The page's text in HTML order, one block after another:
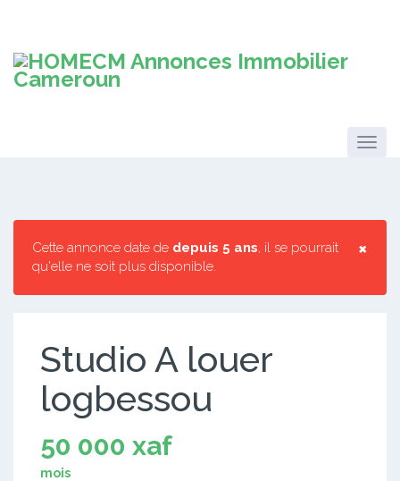
×
Cette annonce date de depuis 5 ans, il se pourrait
qu'elle ne soit plus disponible.
Studio A louer
logbessou
50 000 xaf
mois